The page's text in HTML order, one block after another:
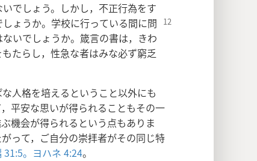
でしょう。しかし，不正行為をす
ょうか。学校に行っている間に問
いでしょうか。箴言の書は，きわ
たらし，性急な者はみな必ず窮乏
人格を培えるということ以外にも
平安な思いが得られることもその一
機会が得られるという点もありま
って，ご自分の崇拝者がその同じ特
。 ヨハネ 4:24。